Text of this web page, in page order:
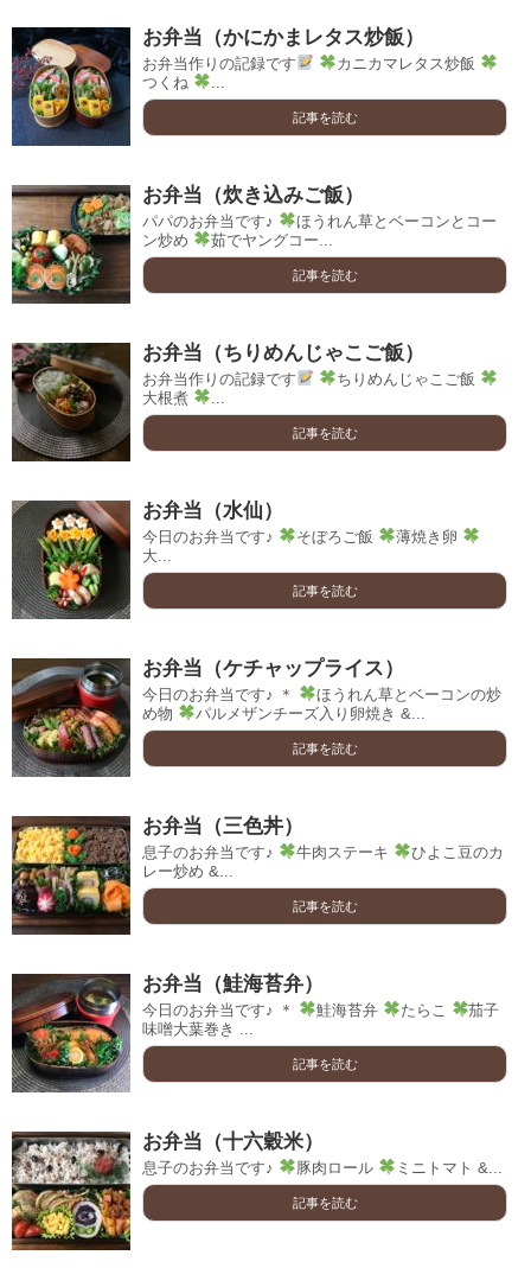
お弁当（かにかまレタス炒飯）
お弁当作りの記録です
カニカマレタス炒飯
つくね
...
記事を読む
お弁当（炊き込みご飯）
パパのお弁当です♪
ほうれん草とベーコンとコー
ン炒め
茹でヤングコー...
記事を読む
お弁当（ちりめんじゃこご飯）
お弁当作りの記録です
ちりめんじゃこご飯
大根煮
...
記事を読む
お弁当（水仙）
今日のお弁当です♪ そぼろご飯
薄焼き卵
大...
記事を読む
お弁当（ケチャップライス）
今日のお弁当です♪ ＊
ほうれん草とベーコンの炒
め物
パルメザンチーズ入り卵焼き &...
記事を読む
お弁当（三色丼）
息子のお弁当です♪ 牛肉ステーキ
ひよこ豆のカ
レー炒め &...
記事を読む
お弁当（鮭海苔弁）
今日のお弁当です♪ ＊ 鮭海苔弁 たらこ
茄子
味噌大葉巻き ...
記事を読む
お弁当（十六穀米）
息子のお弁当です♪ 豚肉ロール ミニトマト &...
記事を読む